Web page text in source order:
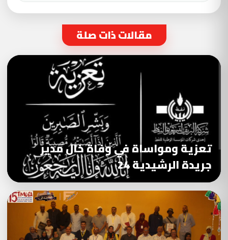
مقالات ذات صلة
تعزية ومواساة في وفاة خال مدير
جريدة الرشيدية 24